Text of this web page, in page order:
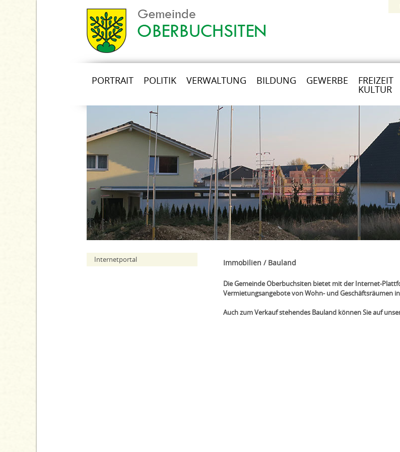
PORTRAIT POLITIK VERWALTUNG BILDUNG GEWERBE
FREIZEIT
KULTUR
Internetportal Immobilien / Bauland
Die Gemeinde Oberbuchsiten bietet mit der Internet-
Vermietungsangebote von Wohn- und Geschäftsräumen
Auch zum Verkauf stehendes Bauland können Sie auf